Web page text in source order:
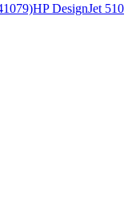
HP DesignJet 510